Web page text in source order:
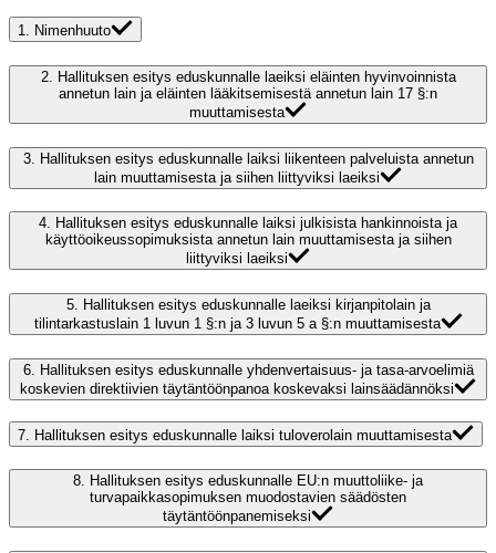
1. Nimenhuuto
2. Hallituksen esitys eduskunnalle laeiksi eläinten hyvinvoinnista
annetun lain ja eläinten lääkitsemisestä annetun lain 17 §:n
muuttamisesta
3. Hallituksen esitys eduskunnalle laiksi liikenteen palveluista annetun
lain muuttamisesta ja siihen liittyviksi laeiksi
4. Hallituksen esitys eduskunnalle laiksi julkisista hankinnoista ja
käyttöoikeussopimuksista annetun lain muuttamisesta ja siihen
liittyviksi laeiksi
5. Hallituksen esitys eduskunnalle laeiksi kirjanpitolain ja
tilintarkastuslain 1 luvun 1 §:n ja 3 luvun 5 a §:n muuttamisesta
6.
Hallituksen esitys eduskunnalle yhdenvertaisuus- ja tasa-arvoelimiä
koskevien direktiivien täytäntöönpanoa koskevaksi lainsäädännöksi
7. Hallituksen esitys eduskunnalle laiksi tuloverolain muuttamisesta
8. Hallituksen esitys eduskunnalle EU:n muuttoliike- ja
turvapaikkasopimuksen muodostavien säädösten
täytäntöönpanemiseksi